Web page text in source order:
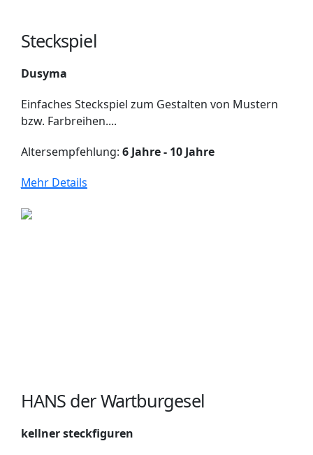
Steckspiel
Dusyma
Einfaches Steckspiel zum Gestalten von Mustern
bzw. Farbreihen....
Altersempfehlung: 6 Jahre - 10 Jahre
Mehr Details
HANS der Wartburgesel
kellner steckfiguren